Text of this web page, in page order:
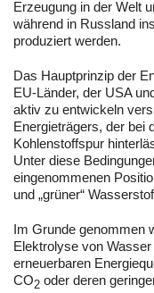
Erzeugung in der Welt
während in Russland
produziert werden.
Das Hauptprinzip der
EU-Länder, der USA
aktiv zu entwickeln
Energieträgers, der bei
Kohlenstoffspur
Unter diese
eingenommenen
und „grüner“
Im Grunde genommen
Elektrolyse von
erneuerbaren
CO2 oder deren